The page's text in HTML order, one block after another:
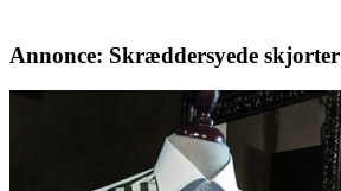
Annonce: Skræddersyede skjorter